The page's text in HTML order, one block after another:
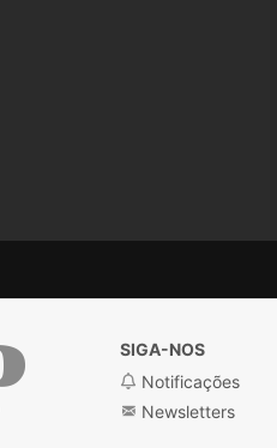
SIGA-NOS
Notificações
Newsletters